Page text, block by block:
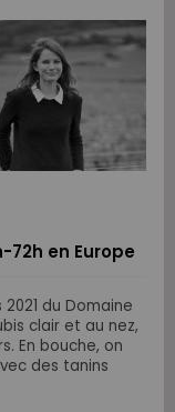
72h en Europe
du Domaine
clair et au nez,
En bouche, on
des tanins